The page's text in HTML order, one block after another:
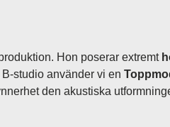
Hon poserar extremt
studio använder vi en
den akustiska